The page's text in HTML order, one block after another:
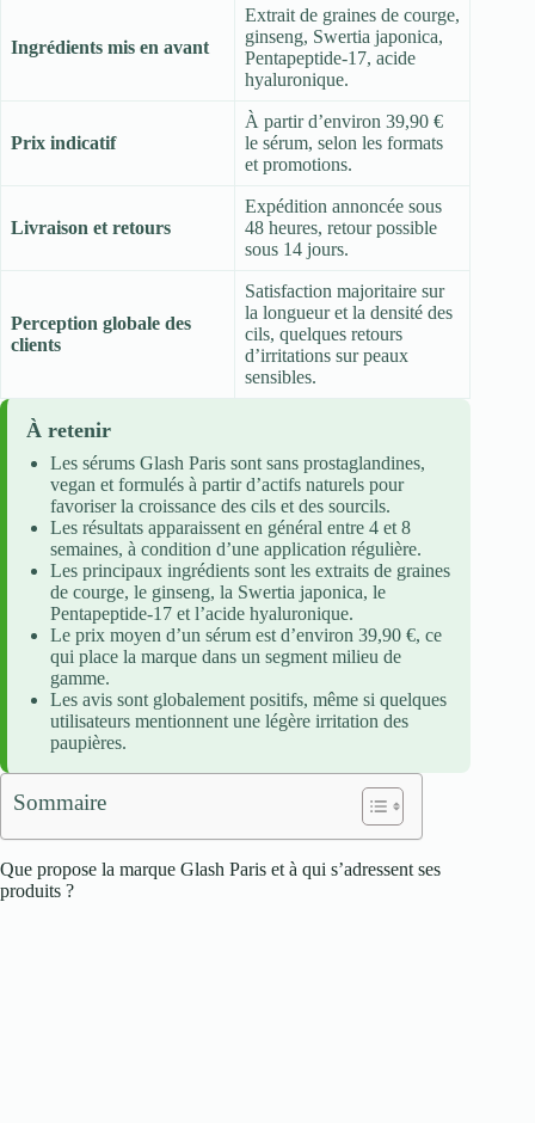
Ingrédients mis en avant
Extrait de graines de courge,
ginseng, Swertia japonica,
Pentapeptide-17, acide
hyaluronique.
Prix indicatif
À partir d’environ 39,90 €
le sérum, selon les formats
et promotions.
Livraison et retours
Expédition annoncée sous
48 heures, retour possible
sous 14 jours.
Perception globale des
clients
Satisfaction majoritaire sur
la longueur et la densité des
cils, quelques retours
d’irritations sur peaux
sensibles.
À retenir
Les sérums Glash Paris sont sans prostaglandines,
vegan et formulés à partir d’actifs naturels pour
favoriser la croissance des cils et des sourcils.
Les résultats apparaissent en général entre 4 et 8
semaines, à condition d’une application régulière.
Les principaux ingrédients sont les extraits de graines
de courge, le ginseng, la Swertia japonica, le
Pentapeptide-17 et l’acide hyaluronique.
Le prix moyen d’un sérum est d’environ 39,90 €, ce
qui place la marque dans un segment milieu de
gamme.
Les avis sont globalement positifs, même si quelques
utilisateurs mentionnent une légère irritation des
paupières.
Sommaire
Que propose la marque Glash Paris et à qui s’adressent ses
produits ?